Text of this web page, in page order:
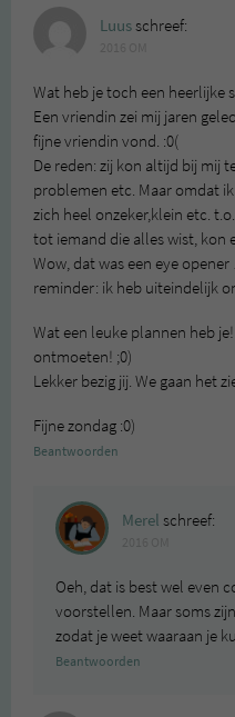
Luusschreef:
Wat heb je toch een heerlijke
Een vriendin zei mij jaren
fijne vriendin vond. :0(
De reden: zij kon altijd bij mij
problemen etc. Maar omdat
zich heel onzeker,klein etc.
tot iemand die alles wist, kon
Wow, dat was een eye
reminder: ik heb uiteindelijk
Wat een leuke plannen heb
ontmoeten! ;0)
Lekker bezig jij. We gaan het
Fijne zondag :0)
Beantwoorden
Merel schreef:
Oeh, dat is best wel even
voorstellen. Maar soms
zodat je weet waaraan je
Beantwoorden